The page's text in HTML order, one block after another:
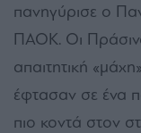
πανηγύρισε ο
ΠΑΟΚ. Οι
απαιτητική
έφτασαν σε ένα
πιο κοντά στον